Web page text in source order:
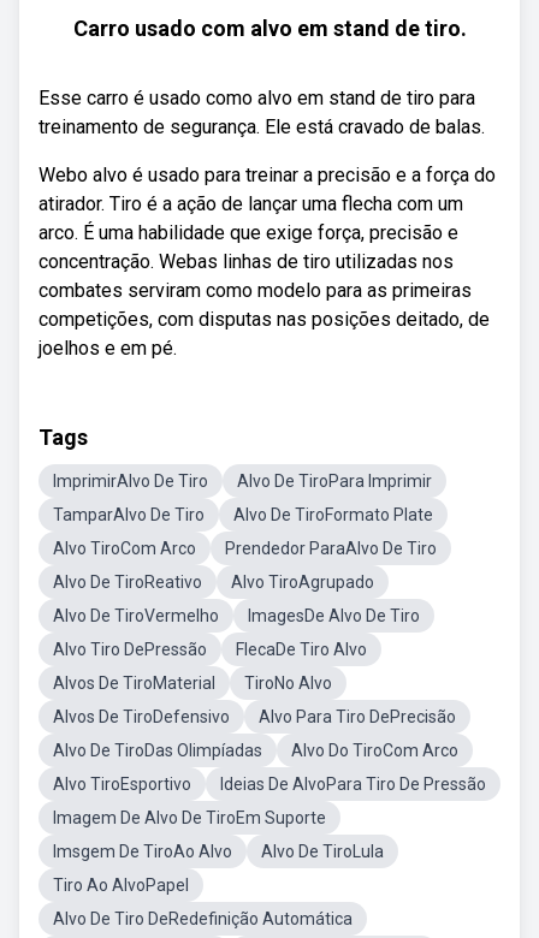
Carro usado com alvo em stand de tiro.
Esse carro é usado como alvo em stand de tiro para
treinamento de segurança. Ele está cravado de balas.
Webo alvo é usado para treinar a precisão e a força do
atirador. Tiro é a ação de lançar uma flecha com um
arco. É uma habilidade que exige força, precisão e
concentração. Webas linhas de tiro utilizadas nos
combates serviram como modelo para as primeiras
competições, com disputas nas posições deitado, de
joelhos e em pé.
Tags
ImprimirAlvo De Tiro
Alvo De TiroPara Imprimir
TamparAlvo De Tiro
Alvo De TiroFormato Plate
Alvo TiroCom Arco
Prendedor ParaAlvo De Tiro
Alvo De TiroReativo
Alvo TiroAgrupado
Alvo De TiroVermelho
ImagesDe Alvo De Tiro
Alvo Tiro DePressão
FlecaDe Tiro Alvo
Alvos De TiroMaterial
TiroNo Alvo
Alvos De TiroDefensivo
Alvo Para Tiro DePrecisão
Alvo De TiroDas Olimpíadas
Alvo Do TiroCom Arco
Alvo TiroEsportivo
Ideias De AlvoPara Tiro De Pressão
Imagem De Alvo De TiroEm Suporte
Imsgem De TiroAo Alvo
Alvo De TiroLula
Tiro Ao AlvoPapel
Alvo De Tiro DeRedefinição Automática